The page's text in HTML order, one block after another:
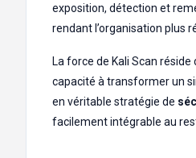
exposition, détection et
rendant l’organisation plus
La force de Kali Scan
capacité à transformer un
en véritable stratégie de
facilement intégrable au